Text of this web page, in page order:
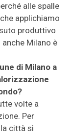
alle spalle
applichiamo
produttivo
Milano è
di Milano a
volte a
Per
città si